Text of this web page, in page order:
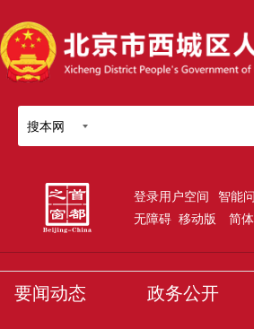
搜本网
登录用户空间 智能
无障碍 移动版 简体
要闻动态 政务公开